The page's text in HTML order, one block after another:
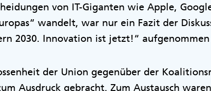
von IT-Giganten wie Apple,
wandelt, war nur ein Fazit der
2030. Innovation ist jetzt!“
der Union gegenüber der
Ausdruck gebracht. Zum Austausch